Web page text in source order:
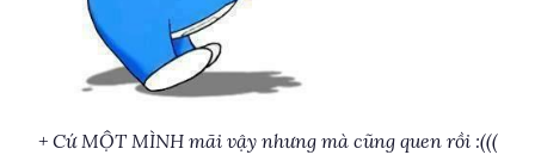
+ Cứ MỘT MÌNH mãi vậy nhưng mà cũng quen rồi :(((